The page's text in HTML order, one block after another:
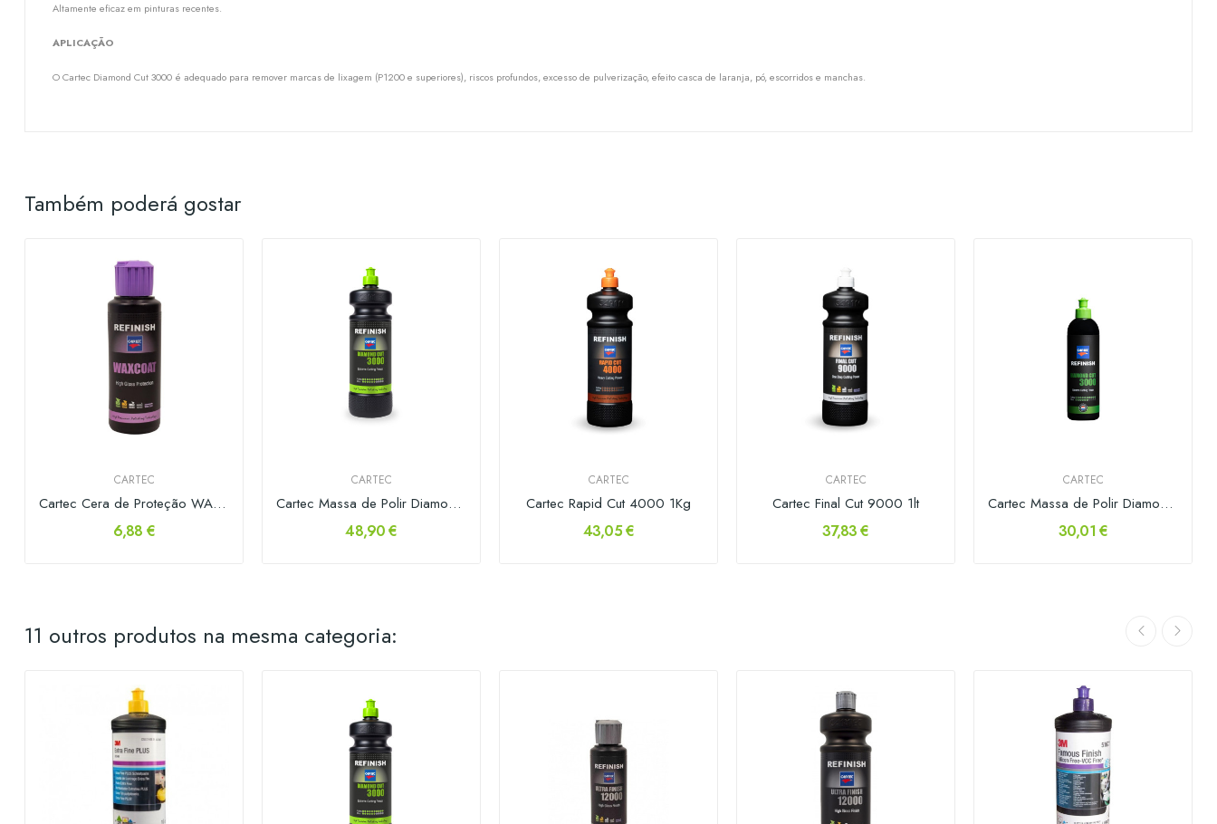
Altamente eficaz em pinturas recentes.
APLICAÇÃO
O Cartec Diamond Cut 3000 é adequado para remover marcas de lixagem (P1200 e superiores), riscos profundos, excesso de pulverização, efeito casca de laranja, pó, escorridos e manchas.
Também poderá gostar
CARTEC
Cartec Cera de Proteção WAXCOAT 150ml
6,88 €
CARTEC
Cartec Massa de Polir Diamond Cut 3000 1kg
48,90 €
CARTEC
Cartec Rapid Cut 4000 1Kg
43,05 €
CARTEC
Cartec Final Cut 9000 1lt
37,83 €
CARTEC
Cartec Massa de Polir Diamond Cut 3000 500gr
30,01 €
11 outros produtos na mesma categoria: